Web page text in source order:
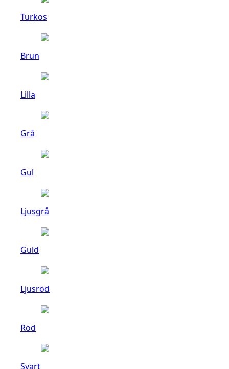
Turkos
Brun
Lilla
Grå
Gul
Ljusgrå
Guld
Ljusröd
Röd
Svart